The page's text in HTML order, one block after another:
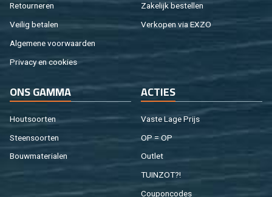
Re­tour­ne­ren
Vei­lig be­ta­len
Al­ge­me­ne voor­waar­den
Pri­va­cy en coo­kies
Za­ke­lijk be­stel­len
Ver­ko­pen via EXZO
ONS GAMMA
Hout­soor­ten
Steen­soor­ten
Bouw­ma­te­ri­a­len
AC­TIES
Vaste Lage Prijs
OP = OP
Out­let
TUIN­ZOT?!
Cou­pon­co­des